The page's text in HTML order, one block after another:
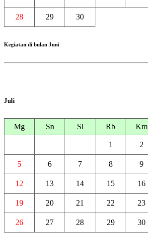
28 29 30
Kegiatan di bulan Juni
Juli
Mg Sn Sl Rb Km
1 2
5 6 7 8 9
12 13 14 15 16
19 20 21 22 23
26 27 28 29 30